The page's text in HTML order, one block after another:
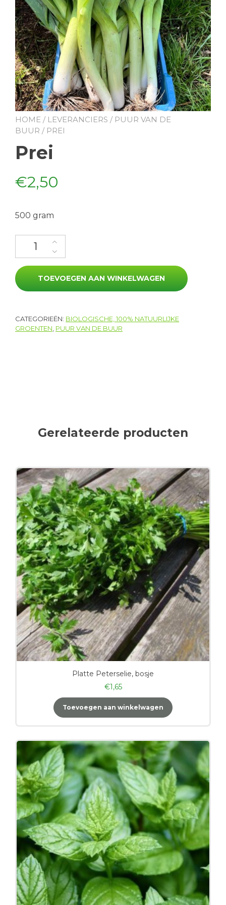
HOME / LEVERANCIERS / PUUR VAN DE
BUUR / PREI
Prei
€2,50
500 gram
Prei aantal
TOEVOEGEN AAN WINKELWAGEN
CATEGORIEËN: BIOLOGISCHE, 100% NATUURLIJKE
GROENTEN PUUR VAN DE BUUR
Gerelateerde producten
Platte Peterselie, bosje
€1,65
Toevoegen aan winkelwagen